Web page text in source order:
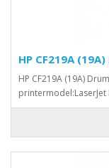
HP CF219A
HP CF219A (19A)
printermodel:LaserJet